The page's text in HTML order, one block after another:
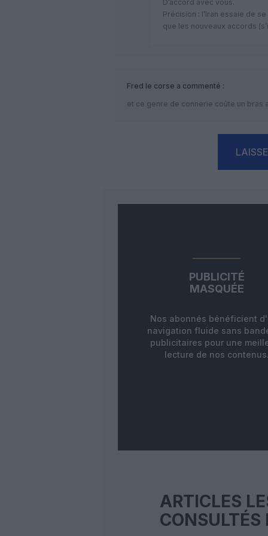
D’accord avec vous.
Précision : l’Iran essaie de
que les nouveaux accords
Fred le corse a commenté :
et ce genre de connerie coûte un bras
PUBLICITÉ
MASQUÉE
Nos abonnés bénéficient
navigation fluide sans
publicitaires pour une
lecture de nos contenus.
ARTICLES
CONSULTÉS